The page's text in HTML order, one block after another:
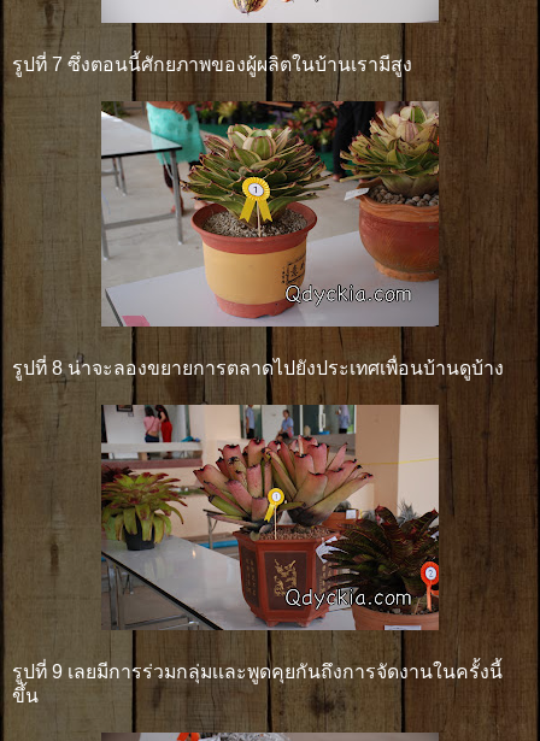
รูปที่ 7 ซึ่งตอนนี้ศักยภาพของผู้ผลิตในบ้านเรามีสูง
รูปที่ 8 น่าจะลองขยายการตลาดไปยังประเทศเพื่อนบ้านดูบ้าง
รูปที่ 9 เลยมีการร่วมกลุ่มเเละพูดคุยกันถึงการจัดงานในครั้งนี้
ขึ้น